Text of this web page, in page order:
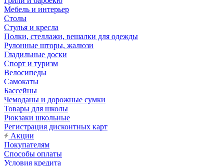
Мебель и интерьер
Столы
Стулья и кресла
Полки, стеллажи, вешалки для одежды
Рулонные шторы, жалюзи
Гладильные доски
Спорт и туризм
Велосипеды
Самокаты
Бассейны
Чемоданы и дорожные сумки
Товары для школы
Рюкзаки школьные
Регистрация дисконтных карт
Акции
Покупателям
Способы оплаты
Условия кредита